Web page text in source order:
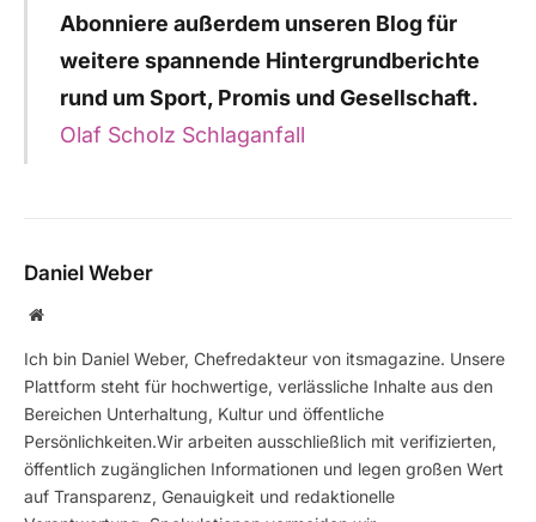
Abonniere außerdem unseren Blog für
weitere spannende Hintergrundberichte
rund um Sport, Promis und Gesellschaft.
Olaf Scholz Schlaganfall
Daniel Weber
Website
Ich bin Daniel Weber, Chefredakteur von itsmagazine. Unsere
Plattform steht für hochwertige, verlässliche Inhalte aus den
Bereichen Unterhaltung, Kultur und öffentliche
Persönlichkeiten.Wir arbeiten ausschließlich mit verifizierten,
öffentlich zugänglichen Informationen und legen großen Wert
auf Transparenz, Genauigkeit und redaktionelle